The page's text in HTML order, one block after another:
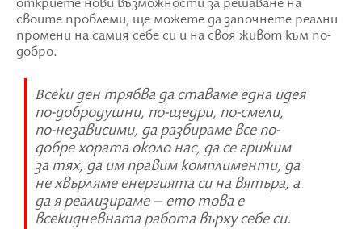
откриете нови възможности за решаване на
своите проблеми, ще можете да започнете реални
промени на самия себе си и на своя живот към по-
добро.
Всеки ден трябва да ставаме една идея
по-добродушни, по-щедри, по-смели,
по-независими, да разбираме все по-
добре хората около нас, да се грижим
за тях, да им правим комплименти, да
не хвърляме енергията си на вятъра, а
да я реализираме – ето това е
всекидневната работа върху себе си.